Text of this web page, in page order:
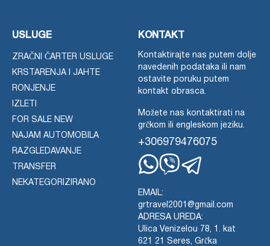
USLUGE
ZRAČNI ČARTER USLUGE
KRSTARENJA I JAHTE
RONJENJE
IZLETI
FOR SALE NEW
NAJAM AUTOMOBILA
RAZGLEDAVANJE
TRANSFER
NEKATEGORIZIRANO
KONTAKT
Kontaktirajte nas putem dolje
navedenih podataka ili nam
ostavite poruku putem
kontakt obrasca.
Možete nas kontaktirati na
grčkom ili engleskom jeziku.
+306979476075
EMAIL:
grtravel2001@gmail.com
ADRESA UREDA:
Ulica Venizelou 78, 1. kat
621 21 Seres, Grčka